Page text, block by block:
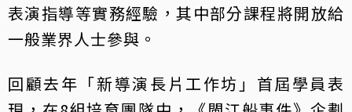
表演指導等實務經驗，其中部分課程將開放給
一般業界人士參與。
回顧去年「新導演長片工作坊」首屆學員表